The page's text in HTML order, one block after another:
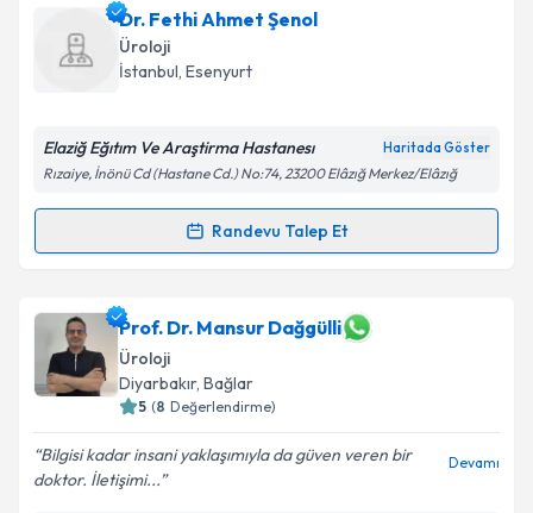
Ass. Dr. Tarık Çiçekiçin randevu takvimi talebi
oluşturun. Size bu uzmandan randevu almanız için bir
takvim hazırlandığında e-posta ile bilgilendireceğiz.
Kişisel verilerimin işlenmesine ilişkin
Metni'ni okudum ve kişisel verilerimin belirtilen
Dr. Fethi Ahmet Şenol
Üroloji
İstanbul, Esenyurt
Elaziğ Eğıtım Ve Araştirma Hastanesı Haritada Göster
Rızaiye, İnönü Cd (Hastane Cd.) No:74, 23200 Elâzığ Merkez/Elâzığ
Randevu Talep Et
Randevu Takvimi Talebi
Dr. Fethi Ahmet Şenoliçin randevu takvimi talebi
oluşturun. Size bu uzmandan randevu almanız için bir
takvim hazırlandığında e-posta ile bilgilendireceğiz.
E-posta Adresiniz
Prof. Dr. Mansur Dağgülli
Üroloji
Diyarbakır, Bağlar
5 (8 Değerlendirme)
Bilgisi kadar insani yaklaşımıyla da güven veren bir
doktor. İletişimi...
Devamı